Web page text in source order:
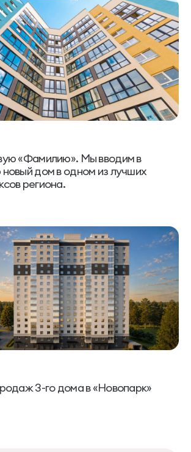
«Фамилию». Мы вводим в
дом в одном из лучших
региона.
3-го дома в «Новопарк»